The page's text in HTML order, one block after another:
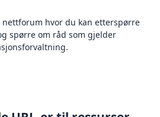
nettforum hvor du kan etterspørre
spørre om råd som gjelder